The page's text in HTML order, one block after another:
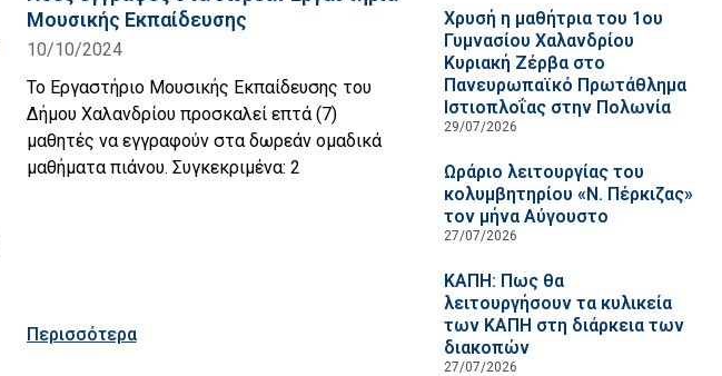
Μουσικής Εκπαίδευσης
10/10/2024
Το Εργαστήριο Μουσικής Εκπαίδευσης του
Δήμου Χαλανδρίου προσκαλεί επτά (7)
μαθητές να εγγραφούν στα δωρεάν ομαδικά
μαθήματα πιάνου. Συγκεκριμένα: 2
Περισσότερα
Χρυσή η μαθήτρια του 1ου
Γυμνασίου Χαλανδρίου
Κυριακή Ζέρβα στο
Πανευρωπαϊκό Πρωτάθλημα
Ιστιοπλοΐας στην Πολωνία
29/07/2026
Ωράριο λειτουργίας του
κολυμβητηρίου «Ν. Πέρκιζας»
τον μήνα Αύγουστο
27/07/2026
ΚΑΠΗ: Πως θα
λειτουργήσουν τα κυλικεία
των ΚΑΠΗ στη διάρκεια των
διακοπών
27/07/2026